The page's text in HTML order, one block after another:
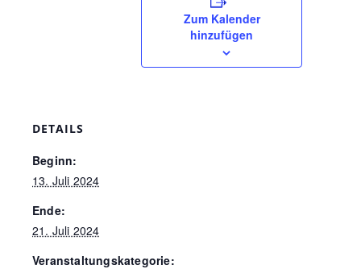
Zum Kalender
hinzufügen
DETAILS
Beginn:
13. Juli 2024
Ende:
21. Juli 2024
Veranstaltungskategorie: